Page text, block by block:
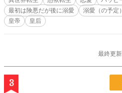
ょくちょく変わります。 ガバガバ設定、なん
ルを送って下さりありがとうございました！
最初は険悪だが後に溺愛
溺愛（の予定）
皇帝
皇后
最終更
3